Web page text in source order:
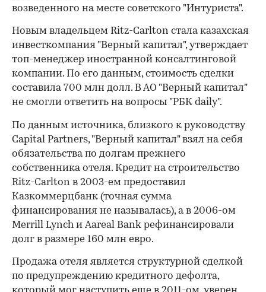
возведенного на месте советского "Интуриста".
Новым владельцем Ritz-Carlton стала казахская
инвесткомпания "Верный капитал", утверждает
топ-менеджер иностранной консалтинговой
компании. По его данным, стоимость сделки
составила 700 млн долл. В АО "Верный капитал"
не смогли ответить на вопросы "РБК daily".
00:00 / 00:00
По данным источника, близкого к руководству
Capital Partners, "Верный капитал" взял на себя
обязательства по долгам прежнего
собственника отеля. Кредит на строительство
Ritz-Carlton в 2003-ем предоставил
Казкоммерцбанк (точная сумма
финансирования не называлась), а в 2006-ом
Merrill Lynch и Aareal Bank рефинансировали
долг в размере 160 млн евро.
Продажа отеля является структурной сделкой
по предупреждению кредитного дефолта,